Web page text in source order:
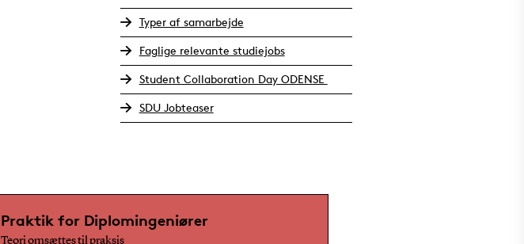
Typer af samarbejde
Faglige relevante studiejobs
Student Collaboration Day ODENSE
SDU Jobteaser
Praktik for Diplomingeniører
Teori omsættes til praksis